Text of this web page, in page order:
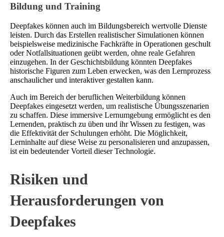
Bildung und Training
Deepfakes können auch im Bildungsbereich wertvolle Dienste
leisten. Durch das Erstellen realistischer Simulationen können
beispielsweise medizinische Fachkräfte in Operationen geschult
oder Notfallsituationen geübt werden, ohne reale Gefahren
einzugehen. In der Geschichtsbildung könnten Deepfakes
historische Figuren zum Leben erwecken, was den Lernprozess
anschaulicher und interaktiver gestalten kann.
Auch im Bereich der beruflichen Weiterbildung können
Deepfakes eingesetzt werden, um realistische Übungsszenarien
zu schaffen. Diese immersive Lernumgebung ermöglicht es den
Lernenden, praktisch zu üben und ihr Wissen zu festigen, was
die Effektivität der Schulungen erhöht. Die Möglichkeit,
Lerninhalte auf diese Weise zu personalisieren und anzupassen,
ist ein bedeutender Vorteil dieser Technologie.
Risiken und
Herausforderungen von
Deepfakes